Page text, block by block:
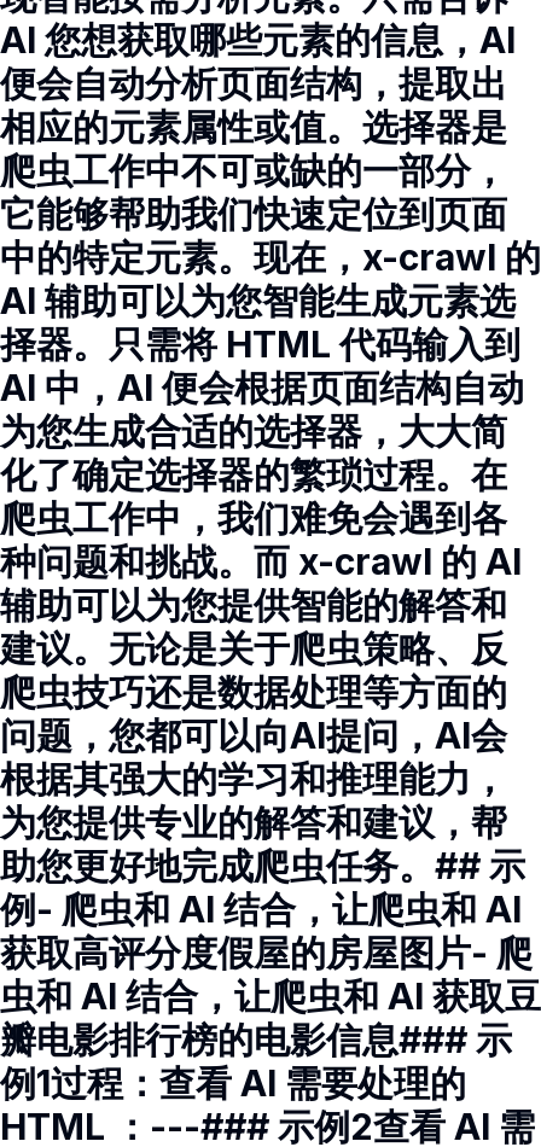
AI 您想获取哪些元素的信息，AI
便会自动分析页面结构，提取出
相应的元素属性或值。选择器是
爬虫工作中不可或缺的一部分，
它能够帮助我们快速定位到页面
中的特定元素。现在，x-crawl 的
AI 辅助可以为您智能生成元素选
择器。只需将 HTML 代码输入到
AI 中，AI 便会根据页面结构自动
为您生成合适的选择器，大大简
化了确定选择器的繁琐过程。在
爬虫工作中，我们难免会遇到各
种问题和挑战。而 x-crawl 的 AI
辅助可以为您提供智能的解答和
建议。无论是关于爬虫策略、反
爬虫技巧还是数据处理等方面的
问题，您都可以向AI提问，AI会
根据其强大的学习和推理能力，
为您提供专业的解答和建议，帮
助您更好地完成爬虫任务。## 示
例- 爬虫和 AI 结合，让爬虫和 AI
获取高评分度假屋的房屋图片- 爬
虫和 AI 结合，让爬虫和 AI 获取豆
瓣电影排行榜的电影信息### 示
例1过程：查看 AI 需要处理的
HTML ：---### 示例2查看 AI 需